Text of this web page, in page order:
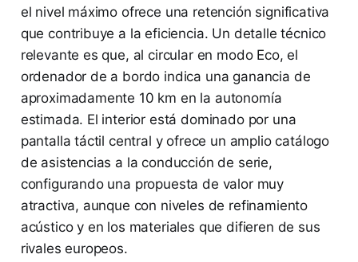
el nivel máximo ofrece una retención significativa
que contribuye a la eficiencia. Un detalle técnico
relevante es que, al circular en modo Eco, el
ordenador de a bordo indica una ganancia de
aproximadamente 10 km en la autonomía
estimada. El interior está dominado por una
pantalla táctil central y ofrece un amplio catálogo
de asistencias a la conducción de serie,
configurando una propuesta de valor muy
atractiva, aunque con niveles de refinamiento
acústico y en los materiales que difieren de sus
rivales europeos.